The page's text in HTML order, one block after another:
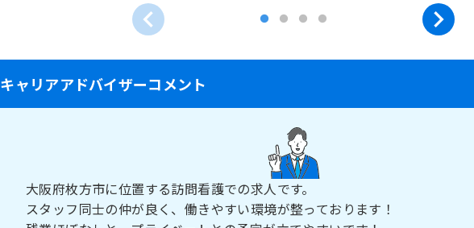
キャリアアドバイザーコメント
大阪府枚方市に位置する訪問看護での求人です。
スタッフ同士の仲が良く、働きやすい環境が整っております！